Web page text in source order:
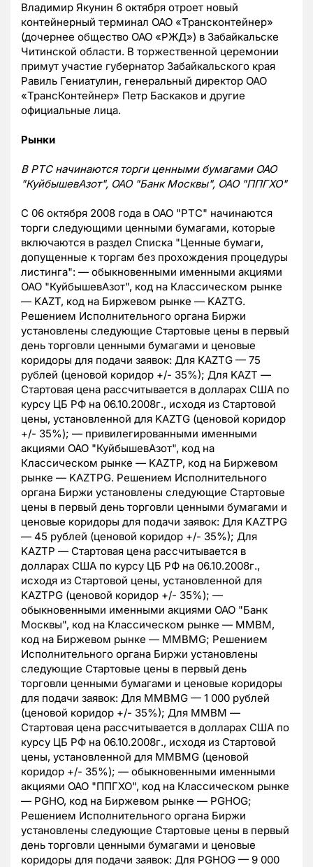
Владимир Якунин 6 октября отроет новый
контейнерный терминал ОАО «Трансконтейнер»
(дочернее общество ОАО «РЖД») в Забайкальске
Читинской области. В торжественной церемонии
примут участие губернатор Забайкальского края
Равиль Гениатулин, генеральный директор ОАО
«ТрансКонтейнер» Петр Баскаков и другие
официальные лица.
Рынки
В РТС начинаются торги ценными бумагами ОАО
"КуйбышевАзот", ОАО "Банк Москвы", ОАО "ППГХО"
С 06 октября 2008 года в ОАО "РТС" начинаются
торги следующими ценными бумагами, которые
включаются в раздел Списка "Ценные бумаги,
допущенные к торгам без прохождения процедуры
листинга": — обыкновенными именными акциями
ОАО "КуйбышевАзот", код на Классическом рынке
— KAZT, код на Биржевом рынке — KAZTG.
Решением Исполнительного органа Биржи
установлены следующие Стартовые цены в первый
день торговли ценными бумагами и ценовые
коридоры для подачи заявок: Для KAZTG — 75
рублей (ценовой коридор +/- 35%); Для KAZT —
Стартовая цена рассчитывается в долларах США по
курсу ЦБ РФ на 06.10.2008г., исходя из Стартовой
цены, установленной для KAZTG (ценовой коридор
+/- 35%); — привилегированными именными
акциями ОАО "КуйбышевАзот", код на
Классическом рынке — KAZTP, код на Биржевом
рынке — KAZTPG. Решением Исполнительного
органа Биржи установлены следующие Стартовые
цены в первый день торговли ценными бумагами и
ценовые коридоры для подачи заявок: Для KAZTPG
— 45 рублей (ценовой коридор +/- 35%); Для
KAZTP — Стартовая цена рассчитывается в
долларах США по курсу ЦБ РФ на 06.10.2008г.,
исходя из Стартовой цены, установленной для
KAZTPG (ценовой коридор +/- 35%); —
обыкновенными именными акциями ОАО "Банк
Москвы", код на Классическом рынке — MMBM,
код на Биржевом рынке — MMBMG; Решением
Исполнительного органа Биржи установлены
следующие Стартовые цены в первый день
торговли ценными бумагами и ценовые коридоры
для подачи заявок: Для MMBMG — 1 000 рублей
(ценовой коридор +/- 35%); Для MMBM —
Стартовая цена рассчитывается в долларах США по
курсу ЦБ РФ на 06.10.2008г., исходя из Стартовой
цены, установленной для MMBMG (ценовой
коридор +/- 35%); — обыкновенными именными
акциями ОАО "ППГХО", код на Классическом рынке
— PGHO, код на Биржевом рынке — PGHOG;
Решением Исполнительного органа Биржи
установлены следующие Стартовые цены в первый
день торговли ценными бумагами и ценовые
коридоры для подачи заявок: Для PGHOG — 9 000